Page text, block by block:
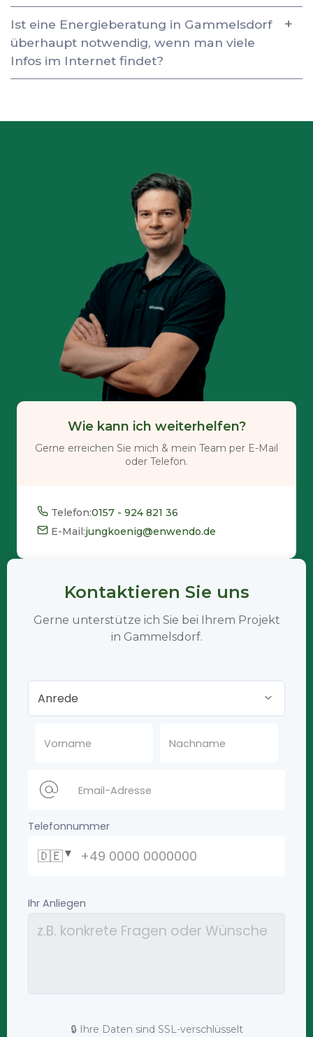
Ist eine Energieberatung in Gammelsdorf
überhaupt notwendig, wenn man viele
Infos im Internet findet?
Wie kann ich weiterhelfen?
Gerne erreichen Sie mich & mein Team per E-Mail
oder Telefon.
Telefon:0157 - 924 821 36
E-Mail:jungkoenig@enwendo.de
Kontaktieren Sie uns
Gerne unterstütze ich Sie bei Ihrem Projekt
in Gammelsdorf.
🔒 Ihre Daten sind SSL-verschlüsselt